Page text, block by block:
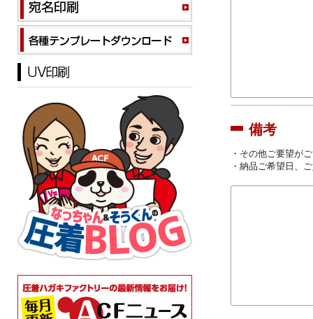
備考
・その他ご要望が
・納品ご希望日、